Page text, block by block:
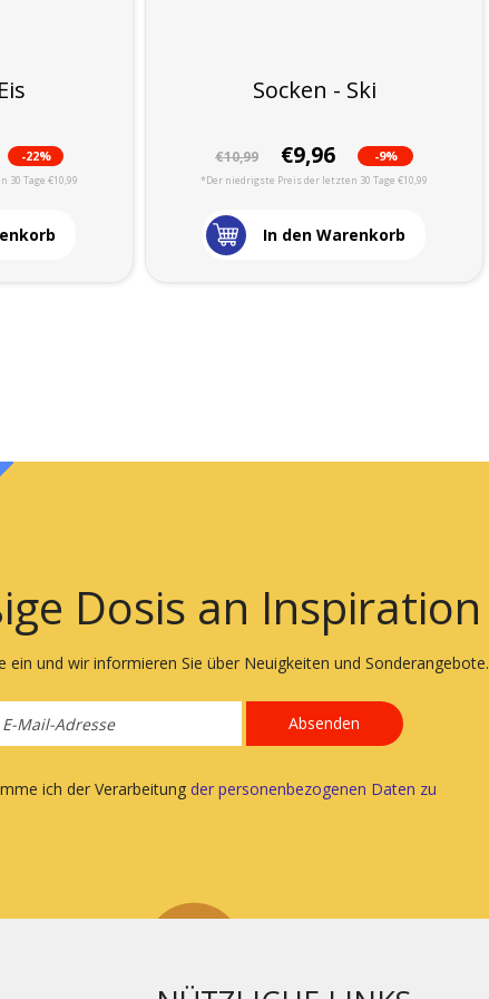
-22%
Tage €10,99
Socken - Ski
€10,99 €9,96 -9%
*Der niedrigste Preis der letzten 30 Tage €10,99
In den Warenkorb
Dosis an Inspiration
ein und wir informieren Sie über Neuigkeiten und Sonderangebote.
Absenden
ich der Verarbeitung der personenbezogenen Daten zu